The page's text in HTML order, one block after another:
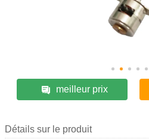
meilleur prix
Détails sur le produit